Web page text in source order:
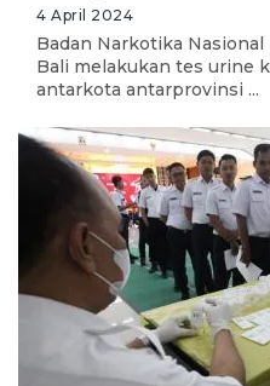
4 April 2024
Badan Narkotika
Bali melakukan tes urine
antarkota antarprovinsi ...